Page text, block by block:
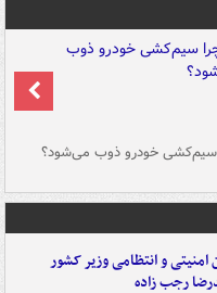
سیم‌کشی خودرو ذوب می‌شود؟
و انتظامی وزیر کشور
رجب زاده